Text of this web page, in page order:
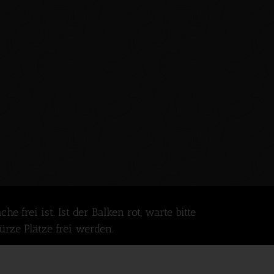
frei ist. Ist der Balken rot, warte bitte
Plätze frei werden.